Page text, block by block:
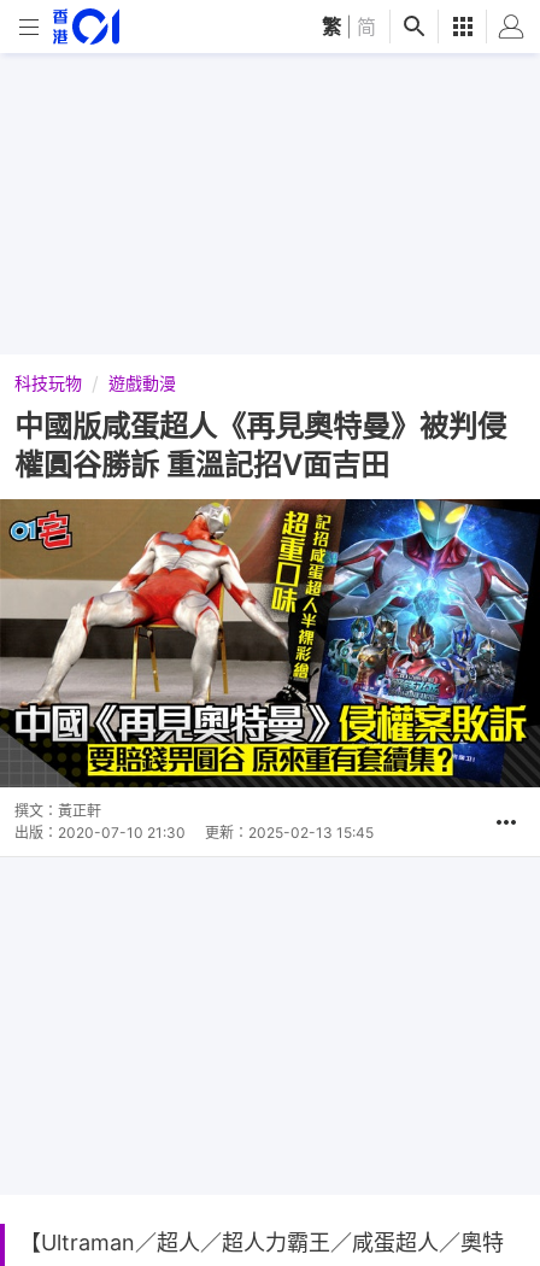
繁 简
科技玩物 遊戲動漫
中國版咸蛋超人《再見奧特曼》被判侵
權圓谷勝訴 重溫記招V面吉田
撰文： 黃正軒
出版： 2020-07-10 21:30 更新： 2025-02-13 15:45
【Ultraman／超人／超人力霸王／咸蛋超人／奧特